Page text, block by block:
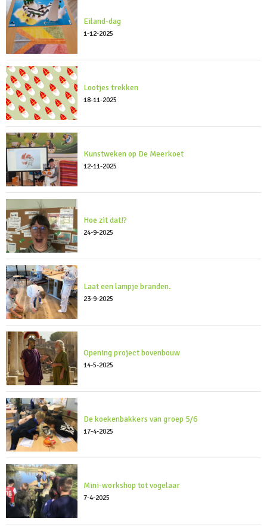
Eiland-dag
1-12-2025
Lootjes trekken
18-11-2025
Kunstweken op De Meerkoet
12-11-2025
Hoe zit dat!?
24-9-2025
Laat een lampje branden.
23-9-2025
Opening project bovenbouw
14-5-2025
De koekenbakkers van groep 5/6
17-4-2025
Mini-workshop tot vogelaar
7-4-2025